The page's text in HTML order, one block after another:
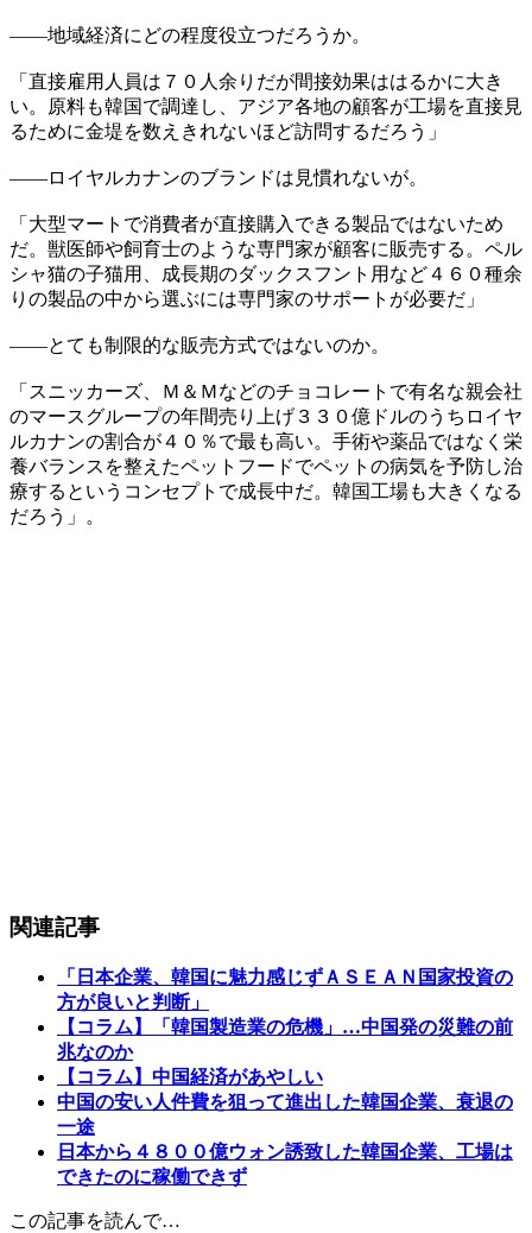
――地域経済にどの程度役立つだろうか。
「直接雇用人員は７０人余りだが間接効果ははるかに大き
い。原料も韓国で調達し、アジア各地の顧客が工場を直接見
るために金堤を数えきれないほど訪問するだろう」
――ロイヤルカナンのブランドは見慣れないが。
「大型マートで消費者が直接購入できる製品ではないため
だ。獣医師や飼育士のような専門家が顧客に販売する。ペル
シャ猫の子猫用、成長期のダックスフント用など４６０種余
りの製品の中から選ぶには専門家のサポートが必要だ」
――とても制限的な販売方式ではないのか。
「スニッカーズ、Ｍ＆Ｍなどのチョコレートで有名な親会社
のマースグループの年間売り上げ３３０億ドルのうちロイヤ
ルカナンの割合が４０％で最も高い。手術や薬品ではなく栄
養バランスを整えたペットフードでペットの病気を予防し治
療するというコンセプトで成長中だ。韓国工場も大きくなる
だろう」。
関連記事
「日本企業、韓国に魅力感じずＡＳＥＡＮ国家投資の
方が良いと判断」
【コラム】「韓国製造業の危機」…中国発の災難の前
兆なのか
【コラム】中国経済があやしい
中国の安い人件費を狙って進出した韓国企業、衰退の
一途
日本から４８００億ウォン誘致した韓国企業、工場は
できたのに稼働できず
この記事を読んで…